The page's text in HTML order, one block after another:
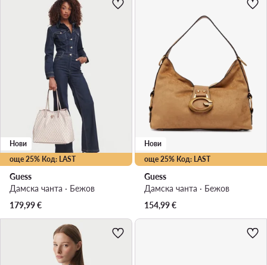
още 25% Код: LAST
Нови
Guess
Дамска чанта · Бежов
179,99€
още 25% Код: LAST
Нови
Guess
Дамска чанта · Бежов
154,99€